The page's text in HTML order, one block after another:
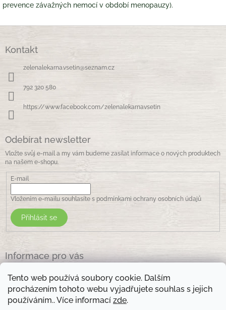
Tento web používá soubory cookie. Dalším
procházením tohoto webu vyjadřujete souhlas s jejich
používáním.. Více informací zde.
prevence závažných nemocí v období menopauzy).
Kontakt
zelenalekarna.vsetin@seznam.cz
792 320 580
https://www.facebook.com/zelenalekarnavsetin
Odebírat newsletter
Vložte svůj e-mail a my vám budeme zasílat informace o nových produktech
na našem e-shopu.
E-mail
Vložením e-mailu souhlasíte s podmínkami ochrany osobních údajů
Přihlásit se
Informace pro vás
Obchodní podmínky
Podmínky ochrany osobních údajů
Kontakty